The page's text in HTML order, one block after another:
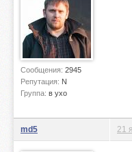
Сообщения: 2945
Репутация: N
Группа: в ухо
md5 21